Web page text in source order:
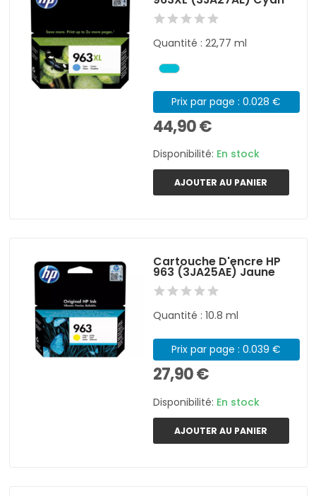
Quantité : 22,77 ml
Prix par page : 0.028 €
44,90 €
Disponibilité: En stock
AJOUTER AU PANIER
Cartouche D'encre HP
963 (3JA25AE) Jaune
Quantité : 10.8 ml
Prix par page : 0.039 €
27,90 €
Disponibilité: En stock
AJOUTER AU PANIER